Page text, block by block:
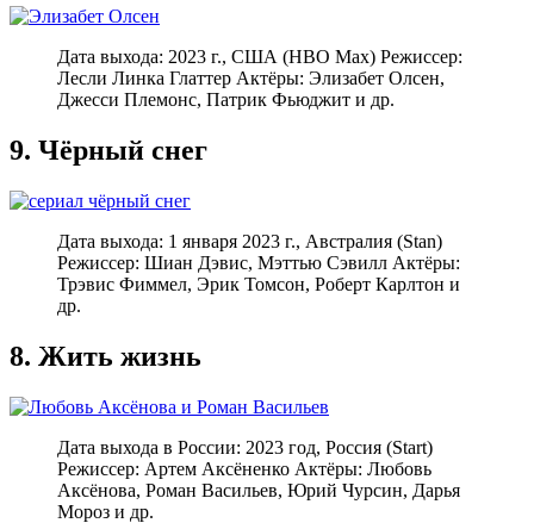
Дата выхода: 2023 г., США (HBO Max) Режиссер:
Лесли Линка Глаттер Актёры: Элизабет Олсен,
Джесси Племонс, Патрик Фьюджит и др.
9. Чёрный снег
Дата выхода: 1 января 2023 г., Австралия (Stan)
Режиссер: Шиан Дэвис, Мэттью Сэвилл Актёры:
Трэвис Фиммел, Эрик Томсон, Роберт Карлтон и
др.
8. Жить жизнь
Дата выхода в России: 2023 год, Россия (Start)
Режиссер: Артем Аксёненко Актёры: Любовь
Аксёнова, Роман Васильев, Юрий Чурсин, Дарья
Мороз и др.